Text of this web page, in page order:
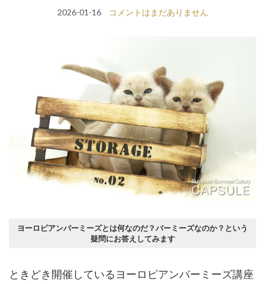
2026-01-16 コメントはまだありません
ヨーロピアンバーミーズとは何なのだ？バーミーズなのか？という
疑問にお答えしてみます
ときどき開催しているヨーロピアンバーミーズ講座